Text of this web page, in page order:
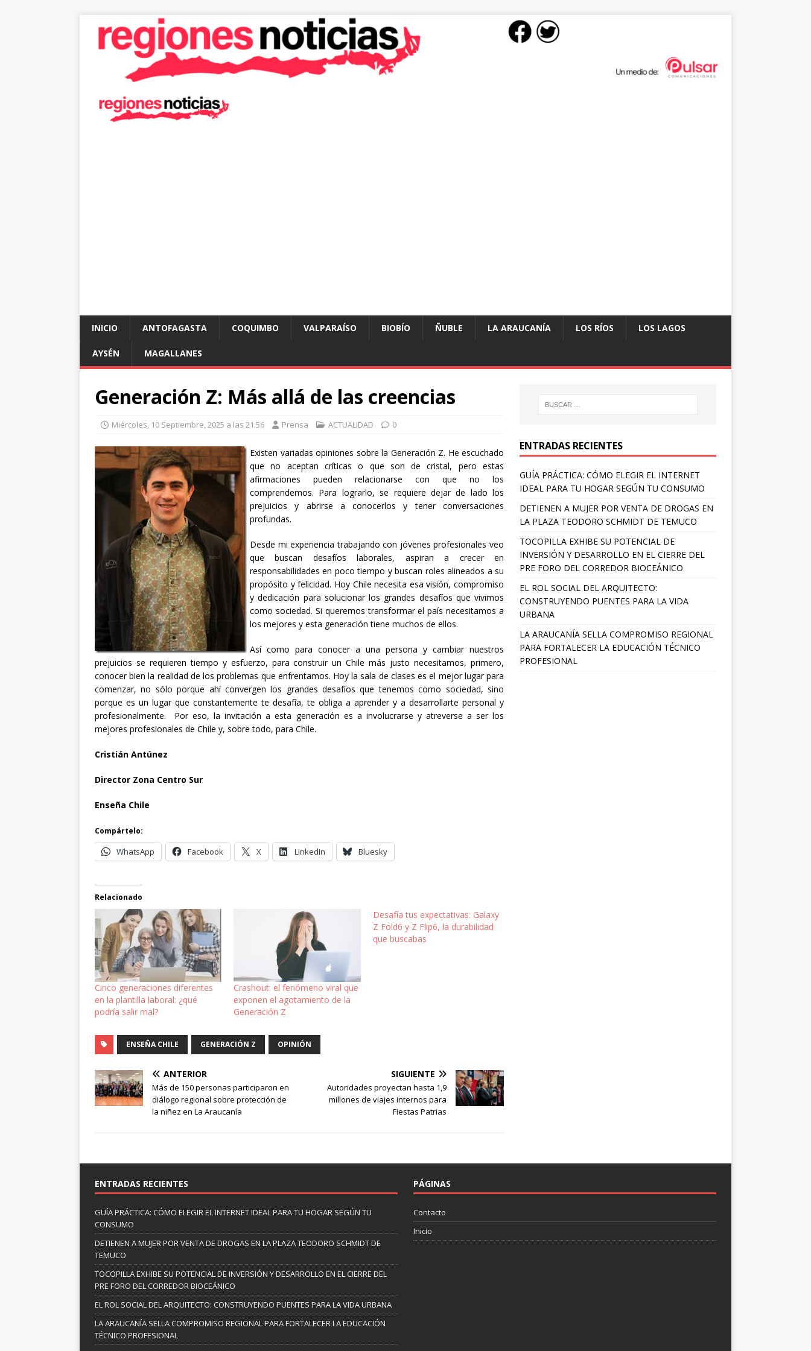
INICIO ANTOFAGASTA COQUIMBO VALPARAÍSO BIOBÍO ÑUBLE LA ARAUCANÍA LOS RÍOS LOS LAGOS
AYSÉN MAGALLANES
Generación Z: Más allá de las creencias
Miércoles, 10 Septiembre, 2025 a las 21:56 Prensa ACTUALIDAD 0
Existen variadas opiniones sobre la Generación Z. He escuchado
que no aceptan críticas o que son de cristal, pero estas
afirmaciones pueden relacionarse con que no los
comprendemos. Para lograrlo, se requiere dejar de lado los
prejuicios y abrirse a conocerlos y tener conversaciones
profundas.
Desde mi experiencia trabajando con jóvenes profesionales veo
que buscan desafíos laborales, aspiran a crecer en
responsabilidades en poco tiempo y buscan roles alineados a su
propósito y felicidad. Hoy Chile necesita esa visión, compromiso
y dedicación para solucionar los grandes desafíos que vivimos
como sociedad. Si queremos transformar el país necesitamos a
los mejores y esta generación tiene muchos de ellos.
Así como para conocer a una persona y cambiar nuestros
prejuicios se requieren tiempo y esfuerzo, para construir un Chile más justo necesitamos, primero,
conocer bien la realidad de los problemas que enfrentamos. Hoy la sala de clases es el mejor lugar para
comenzar, no sólo porque ahí convergen los grandes desafíos que tenemos como sociedad, sino
porque es un lugar que constantemente te desafía, te obliga a aprender y a desarrollarte personal y
profesionalmente. Por eso, la invitación a esta generación es a involucrarse y atreverse a ser los
mejores profesionales de Chile y, sobre todo, para Chile.
Cristián Antúnez
Director Zona Centro Sur
Enseña Chile
Compártelo:
WhatsApp Facebook X LinkedIn Bluesky
Relacionado
Cinco generaciones diferentes
en la plantilla laboral: ¿qué
podría salir mal?
Crashout: el fenómeno viral que
exponen el agotamiento de la
Generación Z
Desafía tus expectativas: Galaxy
Z Fold6 y Z Flip6, la durabilidad
que buscabas
ENSEÑA CHILE GENERACIÓN Z OPINIÓN
ANTERIOR
Más de 150 personas participaron en
diálogo regional sobre protección de
la niñez en La Araucanía
SIGUIENTE
Autoridades proyectan hasta 1,9
millones de viajes internos para
Fiestas Patrias
ENTRADAS RECIENTES
GUÍA PRÁCTICA: CÓMO ELEGIR EL INTERNET
IDEAL PARA TU HOGAR SEGÚN TU CONSUMO
DETIENEN A MUJER POR VENTA DE DROGAS EN
LA PLAZA TEODORO SCHMIDT DE TEMUCO
TOCOPILLA EXHIBE SU POTENCIAL DE
INVERSIÓN Y DESARROLLO EN EL CIERRE DEL
PRE FORO DEL CORREDOR BIOCEÁNICO
EL ROL SOCIAL DEL ARQUITECTO:
CONSTRUYENDO PUENTES PARA LA VIDA
URBANA
LA ARAUCANÍA SELLA COMPROMISO REGIONAL
PARA FORTALECER LA EDUCACIÓN TÉCNICO
PROFESIONAL
ENTRADAS RECIENTES
GUÍA PRÁCTICA: CÓMO ELEGIR EL INTERNET IDEAL PARA TU HOGAR SEGÚN TU
CONSUMO
DETIENEN A MUJER POR VENTA DE DROGAS EN LA PLAZA TEODORO SCHMIDT DE
TEMUCO
TOCOPILLA EXHIBE SU POTENCIAL DE INVERSIÓN Y DESARROLLO EN EL CIERRE DEL
PRE FORO DEL CORREDOR BIOCEÁNICO
EL ROL SOCIAL DEL ARQUITECTO: CONSTRUYENDO PUENTES PARA LA VIDA URBANA
LA ARAUCANÍA SELLA COMPROMISO REGIONAL PARA FORTALECER LA EDUCACIÓN
TÉCNICO PROFESIONAL
PÁGINAS
Contacto
Inicio